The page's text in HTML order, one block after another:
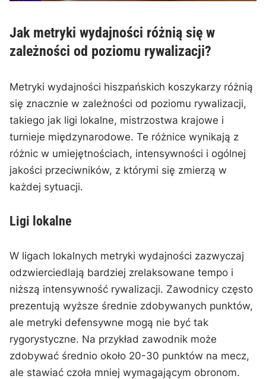
Jak metryki wydajności różnią się w
zależności od poziomu rywalizacji?
Metryki wydajności hiszpańskich koszykarzy różnią
się znacznie w zależności od poziomu rywalizacji,
takiego jak ligi lokalne, mistrzostwa krajowe i
turnieje międzynarodowe. Te różnice wynikają z
różnic w umiejętnościach, intensywności i ogólnej
jakości przeciwników, z którymi się zmierzą w
każdej sytuacji.
Ligi lokalne
W ligach lokalnych metryki wydajności zazwyczaj
odzwierciedlają bardziej zrelaksowane tempo i
niższą intensywność rywalizacji. Zawodnicy często
prezentują wyższe średnie zdobywanych punktów,
ale metryki defensywne mogą nie być tak
rygorystyczne. Na przykład zawodnik może
zdobywać średnio około 20-30 punktów na mecz,
ale stawiać czoła mniej wymagającym obronom.